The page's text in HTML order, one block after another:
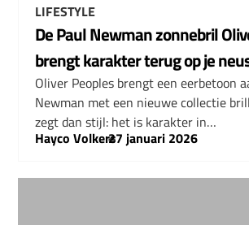
LIFESTYLE
De Paul Newman zonnebril
brengt karakter terug op je
Oliver Peoples brengt een eerbetoon
Newman met een nieuwe collectie
zegt dan stijl: het is karakter in…
Hayco Volkers
–
27 januari 2026